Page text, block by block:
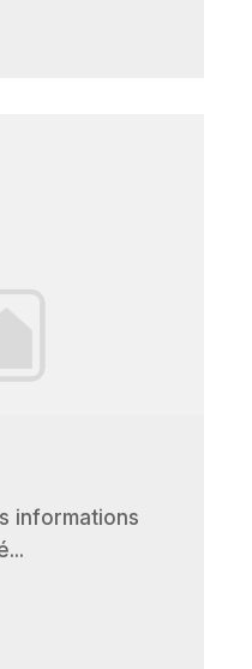
informations